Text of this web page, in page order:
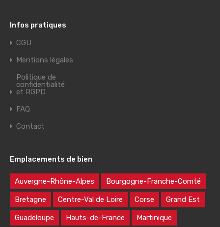
Infos pratiques
CGU
Mentions légales
Politique de
confidentialité
et RGPD
FAQ
Contact
Emplacements de bien
Auvergne-Rhône-Alpes Bourgogne-Franche-Comté
Bretagne Centre-Val de Loire Corse Grand Est
Guadeloupe Hauts-de-France Martinique